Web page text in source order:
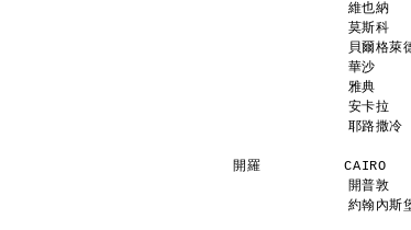
維也納
莫斯
貝爾
華沙
雅典
安卡
耶路
開羅
開普
約翰內